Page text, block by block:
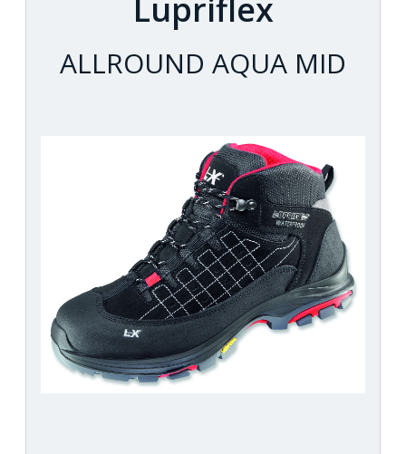
Lupriflex
ALLROUND AQUA MID